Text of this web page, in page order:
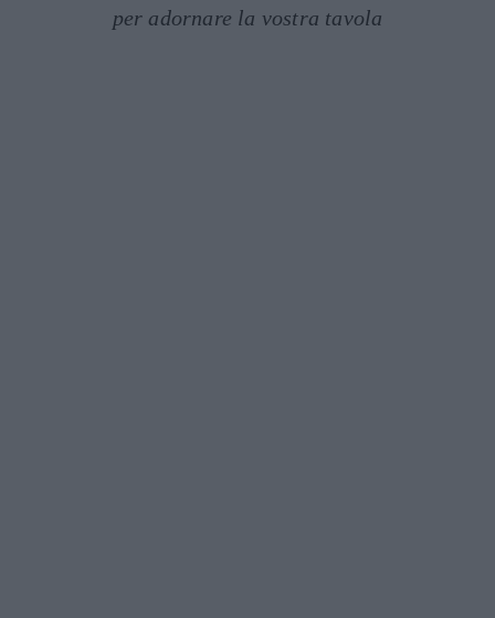
per adornare la vostra tavola